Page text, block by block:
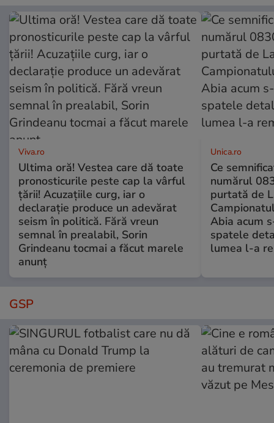
Viva.ro
Ultima oră! Vestea care dă toate
pronosticurile peste cap la vârful
țării! Acuzațiile curg, iar o
declarație produce un adevărat
seism în politică. Fără vreun
semnal în prealabil, Sorin
Grindeanu tocmai a făcut marele
anunț
Unica.ro
Ce
numărul
purtată de
Abia acum
spatele
lumea l-a
GSP